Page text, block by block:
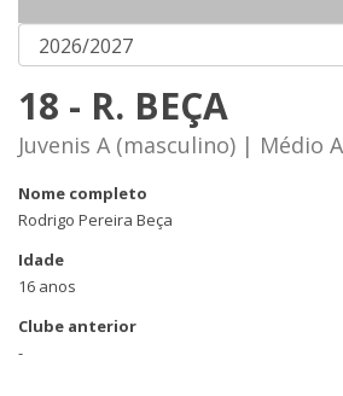
18 - R. BEÇA
Juvenis A (masculino) | Médio
Nome completo
Rodrigo Pereira Beça
Idade
16 anos
Clube anterior
-